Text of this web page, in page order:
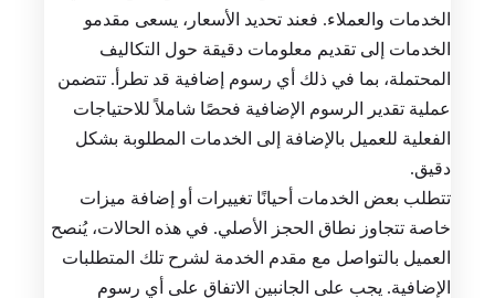
الخدمات والعملاء. فعند تحديد الأسعار، يسعى مقدمو
الخدمات إلى تقديم معلومات دقيقة حول التكاليف
المحتملة، بما في ذلك أي رسوم إضافية قد تطرأ. تتضمن
عملية تقدير الرسوم الإضافية فحصًا شاملاً للاحتياجات
الفعلية للعميل بالإضافة إلى الخدمات المطلوبة بشكل
دقيق.
تتطلب بعض الخدمات أحيانًا تغييرات أو إضافة ميزات
خاصة تتجاوز نطاق الحجز الأصلي. في هذه الحالات، يُنصح
العميل بالتواصل مع مقدم الخدمة لشرح تلك المتطلبات
الإضافية. يجب على الجانبين الاتفاق على أي رسوم